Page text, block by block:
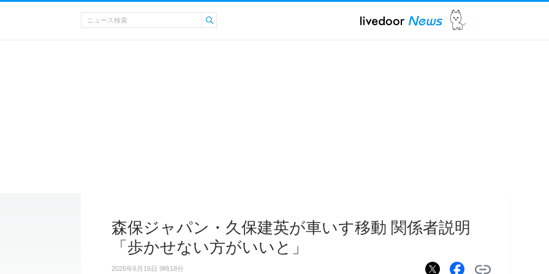
森保ジャパン・久保建英が車いす移動 関係者説明
「歩かせない方がいいと」
2026年6月16日 9時18分